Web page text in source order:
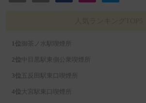
御茶ノ水駅喫煙所
中目黒駅東側公衆喫煙所
五反田駅東口喫煙所
大宮駅東口喫煙所